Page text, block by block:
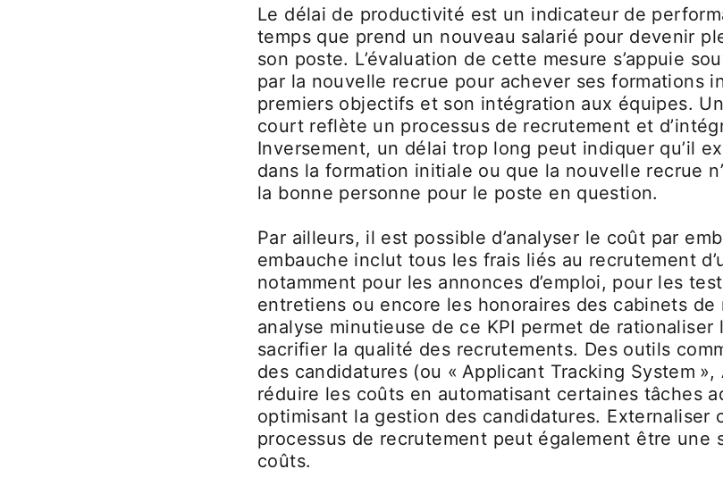
Le délai de productivité est un indicateur de
temps que prend un nouveau salarié pour devenir
son poste. L’évaluation de cette mesure s’appuie
par la nouvelle recrue pour achever ses formations
premiers objectifs et son intégration aux équipes.
court reflète un processus de recrutement et
Inversement, un délai trop long peut indiquer qu’il
dans la formation initiale ou que la nouvelle recrue
la bonne personne pour le poste en question.
Par ailleurs, il est possible d’analyser le coût par
embauche inclut tous les frais liés au recrutement
notamment pour les annonces d’emploi, pour les
entretiens ou encore les honoraires des cabinets de
analyse minutieuse de ce KPI permet de rationaliser
sacrifier la qualité des recrutements. Des outils
des candidatures (ou « Applicant Tracking System »,
réduire les coûts en automatisant certaines tâches
optimisant la gestion des candidatures. Externaliser
processus de recrutement peut également être une
coûts.